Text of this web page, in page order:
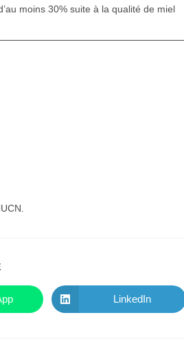
moins 30% suite à la qualité de miel
CONTENU
Ouvrir
dans
LinkedIn